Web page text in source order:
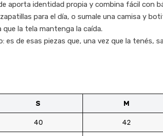
aporta identidad propia y combina fácil con
para el día, o sumale una camisa y
la tela mantenga la caída.
de esas piezas que, una vez que la tenés,
S M
40 42